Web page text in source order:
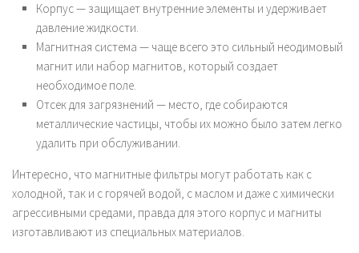
Корпус — защищает внутренние элементы и удерживает
давление жидкости.
Магнитная система — чаще всего это сильный неодимовый
магнит или набор магнитов, который создает
необходимое поле.
Отсек для загрязнений — место, где собираются
металлические частицы, чтобы их можно было затем легко
удалить при обслуживании.
Интересно, что магнитные фильтры могут работать как с
холодной, так и с горячей водой, с маслом и даже с химически
агрессивными средами, правда для этого корпус и магниты
изготавливают из специальных материалов.